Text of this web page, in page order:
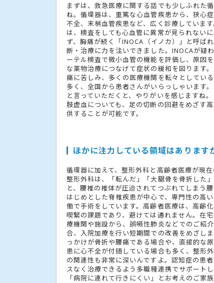
まずは、救急医療に関する話でも少しふれた
ね。循環器は、重篤な心血管疾患から、狭心
不全、末梢血管疾患など、広く診療していま
は、検査をしても心血管に異常が見られない
ず、胸痛が続く「INOCA（イノカ）」と呼ば
断・治療に力を注いできました。INOCAが疑
ーテル検査で微小血管の機能を評価し、原因
な薬物治療につなげて症状の緩和を図ります
痛に苦しみ、多くの医療機関を転々としてい
多く、全国から患者さんがいらっしゃいます。
と言っていただくと、やりがいを感じますね
肢虚血についても、足の切断の回避をめざす
供することが可能です。
ほかに注力している領域はあります
循環器に加えて、整形外科と高齢者医療が現在
整形外科は、「転んだ」「大腿骨を骨折した
と、腰椎の椎体が圧迫されてつぶれてしまう
はじめとした脊椎疾患が中心で、専門性の高
働で手術をしています。高齢者医療は、高齢
喫緊の課題であり、避けては通れません。在
療機関や施設から、誤嚥性肺炎などでのご紹
合、入院加療を行い短期間での改善をめざし
っかけが骨折や腰痛である場合や、直接的な
患に心不全が付随している場合も多く、整形
の関連性も非常に深いんですよ。認知症の患
スなく治療できるよう多職種連携でサポートし
「病院に連れて行きにくい」とお考えのご家